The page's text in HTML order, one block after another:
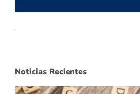
Noticias Recientes